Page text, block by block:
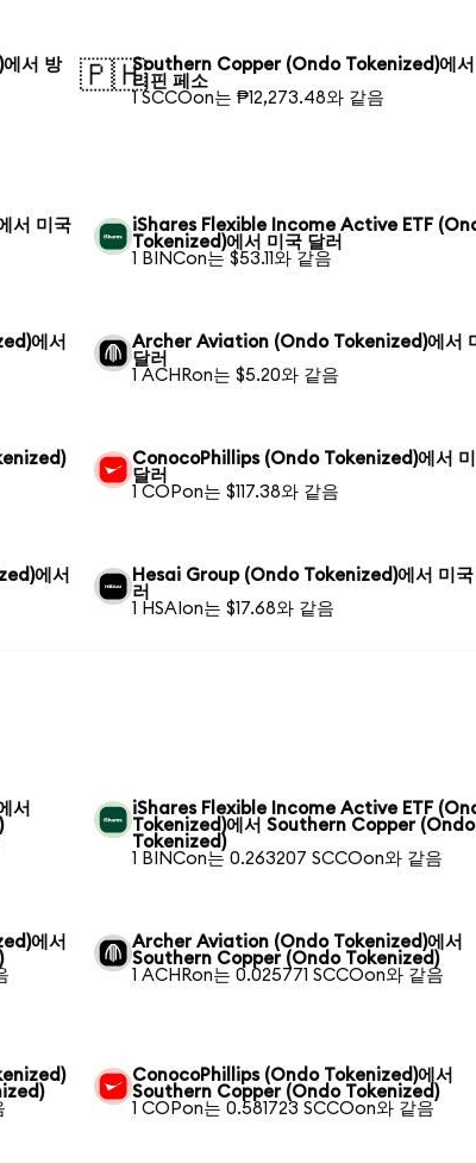
서 방
🇵🇭Southern Copper (Ondo Tokenized)에서
리핀 페소
1 SCCOon는 ₱12,273.48와 같음
서 미국
iShares Flexible Income Active ETF
Tokenized)에서 미국 달러
1 BINCon는 $53.11와 같음
에서
Archer Aviation (Ondo Tokenized)에서
달러
1 ACHRon는 $5.20와 같음
ConocoPhillips (Ondo Tokenized)에서
달러
1 COPon는 $117.38와 같음
에서
Hesai Group (Ondo Tokenized)에서 미국
러
1 HSAIon는 $17.68와 같음
서
iShares Flexible Income Active ETF
Tokenized)에서 Southern Copper (Ondo
Tokenized)
1 BINCon는 0.263207 SCCOon와 같음
에서
Archer Aviation (Ondo Tokenized)에서
Southern Copper (Ondo Tokenized)
1 ACHRon는 0.025771 SCCOon와 같음
ConocoPhillips (Ondo Tokenized)에서
Southern Copper (Ondo Tokenized)
1 COPon는 0.581723 SCCOon와 같음